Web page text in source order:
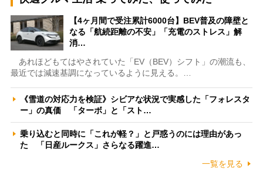
【4ヶ月間で受注累計6000台】BEV普及の障壁と
なる「航続距離の不安」「充電のストレス」解
消…
あれほどもてはやされていた「EV（BEV）シフト」の潮流も、
最近では減速基調になっているように見える。…
《雪道の対応力を検証》シビアな状況で実感した「フォレスタ
ー」の真価 「ターボ」と「スト…
乗り込むと同時に「これが軽？」と戸惑うのには理由があっ
た 「日産ルークス」さらなる躍進…
一覧を見る